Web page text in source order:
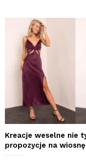
Kreacje weselne nie
propozycje na wiosnę